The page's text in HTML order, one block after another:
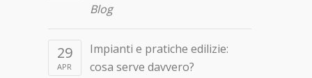
Blog
29
APR
Impianti e pratiche edilizie:
cosa serve davvero?